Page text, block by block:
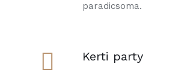
paradicsoma.
Kerti party